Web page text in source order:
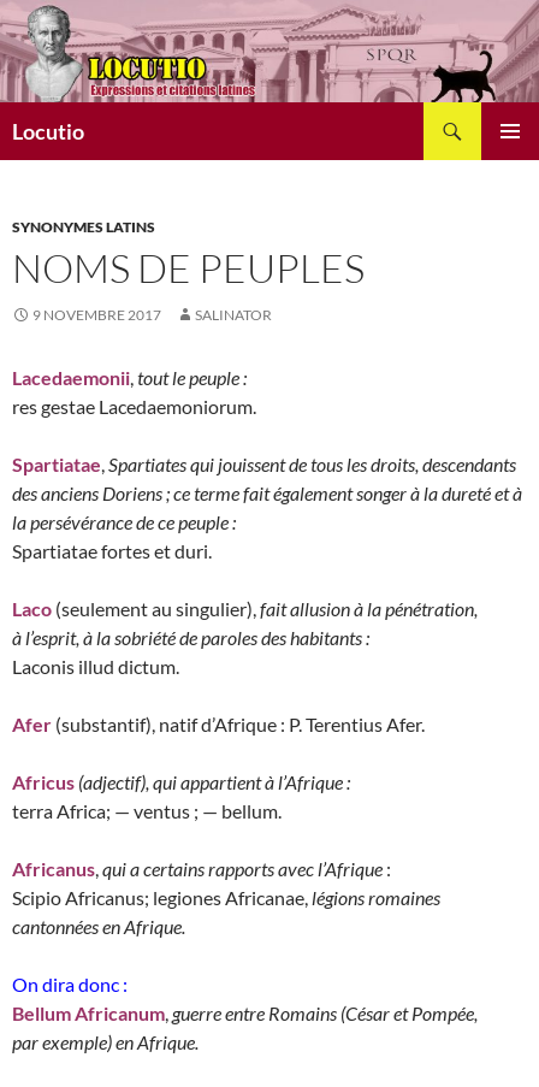
Aller
au
contenu
Locutio
SYNONYMES LATINS
NOMS DE PEUPLES
9 NOVEMBRE 2017 SALINATOR
Lacedaemonii,tout le peuple :
res gestae Lacedaemoniorum.
Spartiatae,Spartiates qui jouissent de tous les droits, descendants
des anciens Doriens ; ce terme fait également songer à ladureté et à
la persévérance de ce peuple :
Spartiatae fortes et duri.
Laco (seulement au singulier),fait allusion à la pénétration,
à l’esprit, à la sobriété de paroles des habitants :
Laconis illud dictum.
Afer (substantif), natif d’Afrique : P. Terentius Afer.
Africus (adjectif), qui appartient à l’Afrique :
terra Africa; — ventus ; — bellum.
Africanus,qui a certains rapports avec l’Afrique :
Scipio Africanus; legiones Africanae, légions romaines
cantonnées en Afrique.
On dira donc :
Bellum Africanum, guerre entre Romains (César et Pompée,
par exemple) en Afrique.